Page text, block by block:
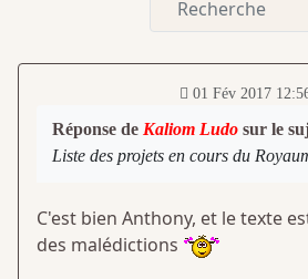
01 Fév 2017
Réponse de Kaliom Ludo sur le
Liste des projets en cours du
C'est bien Anthony, et le texte
des malédictions